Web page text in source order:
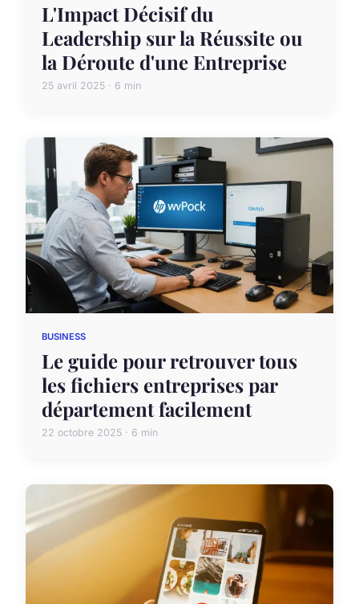
L'Impact Décisif du
Leadership sur la Réussite ou
la Déroute d'une Entreprise
25 avril 2025 · 6 min
BUSINESS
Le guide pour retrouver tous
les fichiers entreprises par
département facilement
22 octobre 2025 · 6 min